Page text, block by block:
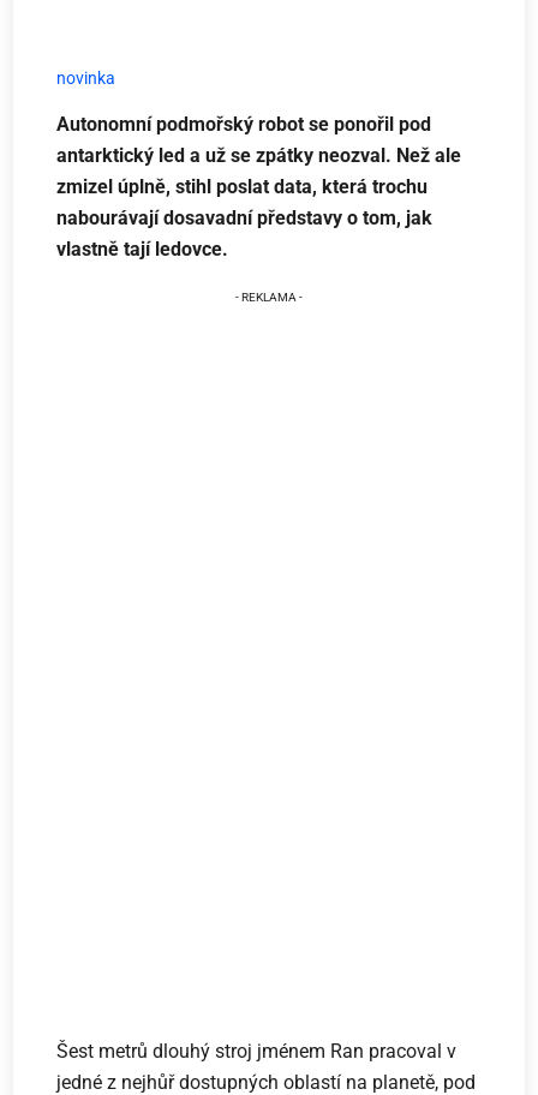
novinka
Autonomní podmořský robot se ponořil pod
antarktický led a už se zpátky neozval. Než ale
zmizel úplně, stihl poslat data, která trochu
nabourávají dosavadní představy o tom, jak
vlastně tají ledovce.
Šest metrů dlouhý stroj jménem Ran pracoval v
jedné z nejhůř dostupných oblastí na planetě, pod